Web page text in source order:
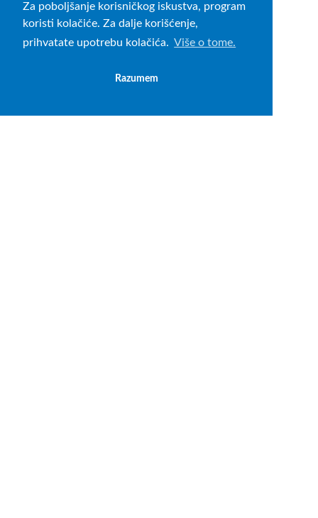
Za poboljšanje korisničkog iskustva, program
koristi kolačiće. Za dalje korišćenje,
prihvatate upotrebu kolačića. Više o tome.
Razumem